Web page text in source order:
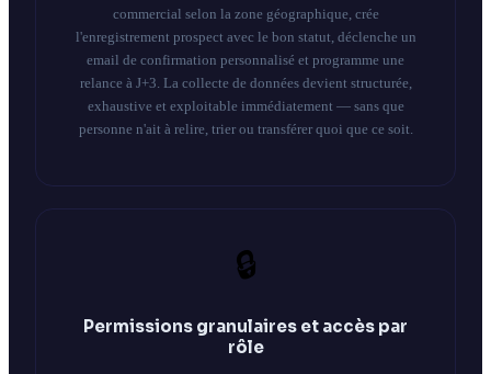
commercial selon la zone géographique, crée
l'enregistrement prospect avec le bon statut, déclenche un
email de confirmation personnalisé et programme une
relance à J+3. La collecte de données devient structurée,
exhaustive et exploitable immédiatement — sans que
personne n'ait à relire, trier ou transférer quoi que ce soit.
🔒
Permissions granulaires et accès par
rôle